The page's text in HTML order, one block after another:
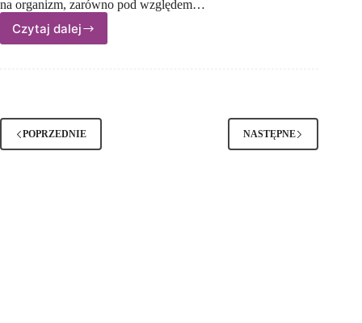
na organizm, zarówno pod względem…
Czytaj dalej
Sauna
luksusowy
dla
zdrowia?
POPRZEDNIE NASTĘPNE